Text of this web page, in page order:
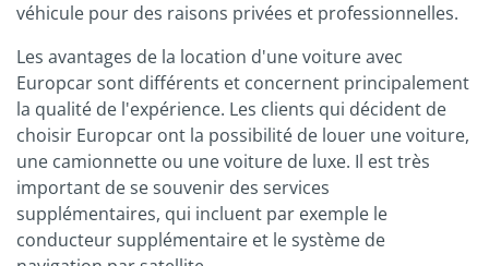
véhicule pour des raisons privées et professionnelles.
Les avantages de la location d'une voiture avec
Europcar sont différents et concernent principalement
la qualité de l'expérience. Les clients qui décident de
choisir Europcar ont la possibilité de louer une voiture,
une camionnette ou une voiture de luxe. Il est très
important de se souvenir des services
supplémentaires, qui incluent par exemple le
conducteur supplémentaire et le système de